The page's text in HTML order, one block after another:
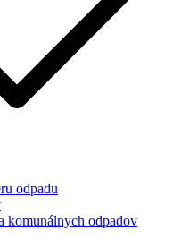
odpadu
komunálnych odpadov